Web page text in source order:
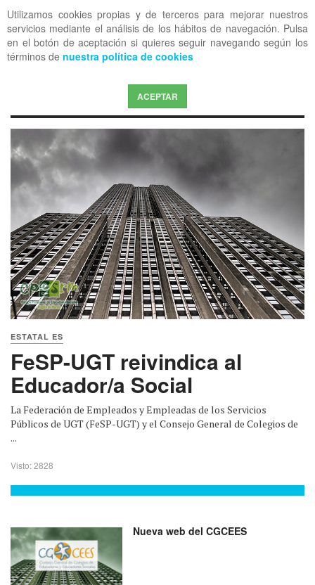
Utilizamos cookies propias y de terceros para mejorar nuestros
servicios mediante el análisis de los hábitos de navegación. Pulsa
en el botón de aceptación si quieres seguir navegando según los
términos de nuestra política de cookies
ACEPTAR
OFF CANVAS
ESTATAL ES
FeSP-UGT reivindica al
Educador/a Social
La Federación de Empleados y Empleadas de los Servicios
Públicos de UGT (FeSP-UGT) y el Consejo General de Colegios de
...
Visto: 2828
Nueva web del CGCEES